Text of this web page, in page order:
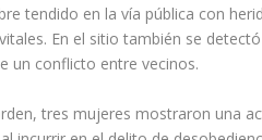
tendido en la vía pública con
En el sitio también se
un conflicto entre vecinos.
tres mujeres mostraron una